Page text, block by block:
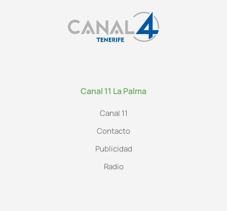
Canal 11 La Palma
Canal 11
Contacto
Publicidad
Radio